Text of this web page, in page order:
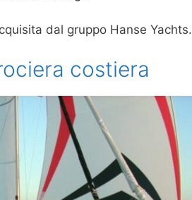
dal gruppo Hanse Yachts.
costiera